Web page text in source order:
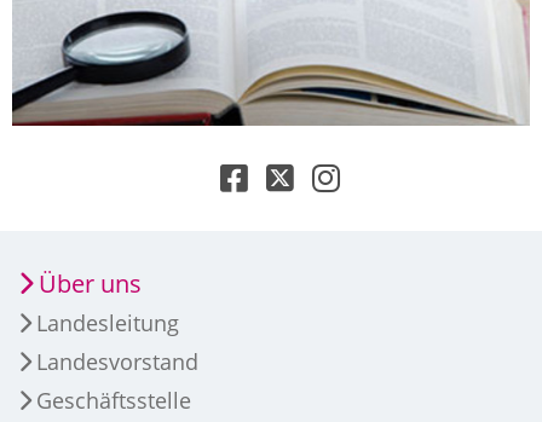
Über uns
Landesleitung
Landesvorstand
Geschäftsstelle